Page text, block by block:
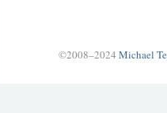
©2008–2024 Michael